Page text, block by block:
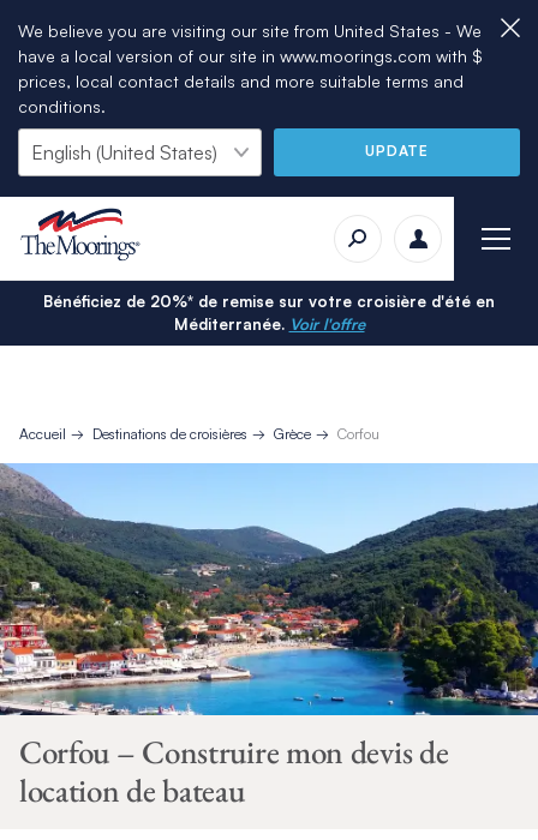
We believe you are visiting our site from United States - We
have a local version of our site in www.moorings.com with $
prices, local contact details and more suitable terms and
conditions.
UPDATE
Bénéficiez de 20%* de remise sur votre croisière d'été en
Méditerranée. Voir l'offre
Accueil Destinations de croisières Grèce Corfou
Corfou – Construire mon devis de
location de bateau